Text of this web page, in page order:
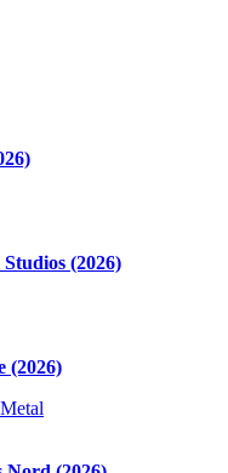
(2026)
(2026)